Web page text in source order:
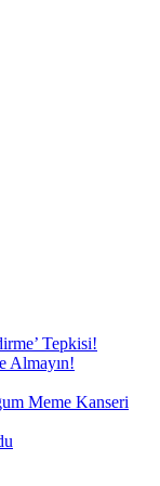
Tepkisi!
Almayın!
Meme Kanseri